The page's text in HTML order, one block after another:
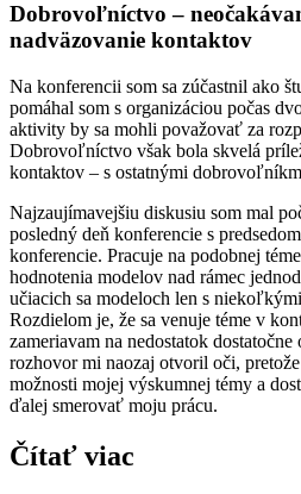
Dobrovoľníctvo –
nadväzovanie kontaktov
Na konferencii som sa zúčastnil ako
pomáhal som s organizáciou počas
aktivity by sa mohli považovať za
Dobrovoľníctvo však bola skvelá
kontaktov – s ostatnými
Najzaujímavejšiu diskusiu som mal
posledný deň konferencie s
konferencie. Pracuje na podobnej
hodnotenia modelov nad rámec
učiacich sa modeloch len s
Rozdielom je, že sa venuje téme v
zameriavam na nedostatok
rozhovor mi naozaj otvoril oči,
možnosti mojej výskumnej témy a
ďalej smerovať moju prácu.
Čítať viac